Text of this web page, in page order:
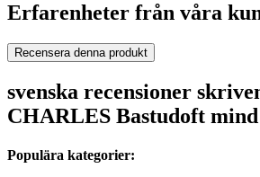
Erfarenheter från våra
Recensera denna produkt
svenska recensioner
CHARLES Bastudoft mind
Populära kategorier: